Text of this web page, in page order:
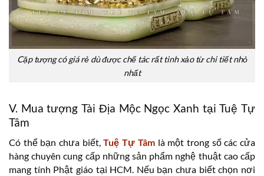
Cặp tượng có giá rẻ dù được chế tác rất tinh xảo từ chi tiết nhỏ
nhất
V. Mua tượng Tài Địa Mộc Ngọc Xanh tại Tuệ Tự
Tâm
Có thể bạn chưa biết,Tuệ Tự Tâmlà một trong số các cửa
hàng chuyên cung cấp những sản phẩm nghệ thuật cao cấp
mang tính Phật giáo tại HCM. Nếu bạn chưa biết chọn nơi